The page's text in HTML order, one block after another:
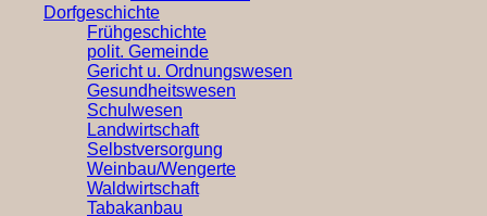
Dorfgeschichte
Frühgeschichte
polit. Gemeinde
Gericht u. Ordnungswesen
Gesundheitswesen
Schulwesen
Landwirtschaft
Selbstversorgung
Weinbau/Wengerte
Waldwirtschaft
Tabakanbau